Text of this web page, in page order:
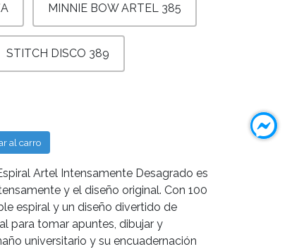
MINNIE BOW ARTEL 385
STITCH DISCO 389
al carro
Artel Intensamente Desagrado es
y el diseño original. Con 100
espiral y un diseño divertido de
para tomar apuntes, dibujar y
universitario y su encuadernación